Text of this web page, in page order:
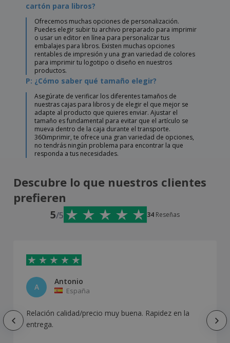
cartón para libros?
Ofrecemos muchas opciones de personalización.
Puedes elegir subir tu archivo preparado para imprimir
o usar un editor en línea para personalizar tus
embalajes para libros. Existen muchas opciones
rentables de impresión y una gran variedad de colores
para imprimir tu logotipo o diseño en nuestros
productos.
P: ¿Cómo saber qué tamaño elegir?
Asegúrate de verificar los diferentes tamaños de
nuestras cajas para libros y de elegir el que mejor se
adapte al producto que quieres enviar. Ajustar el
tamaño es fundamental para evitar que el artículo se
mueva dentro de la caja durante el transporte.
360imprimir, te ofrece una gran variedad de opciones,
no tendrás ningún problema para encontrar la que
responda a tus necesidades.
Descubre lo que nuestros clientes
prefieren
5/5 34 Reseñas
A
Antonio
España
Relación calidad/precio muy buena. Rapidez en la
entrega.